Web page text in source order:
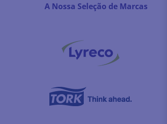
A Nossa Seleção de Marcas